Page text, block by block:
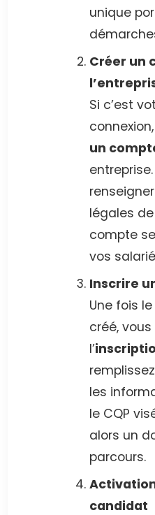
unique
Créer un
Si c’est
un
légales
compte
vos
Inscrire
Une fois
créé,
l’
les
le CQP
alors un
parcours.
candidat